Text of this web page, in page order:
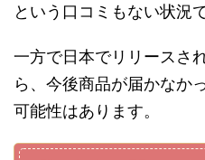
という口コミもない状況で
一方で日本でリリースさ
ら、今後商品が届かなか
可能性はあります。